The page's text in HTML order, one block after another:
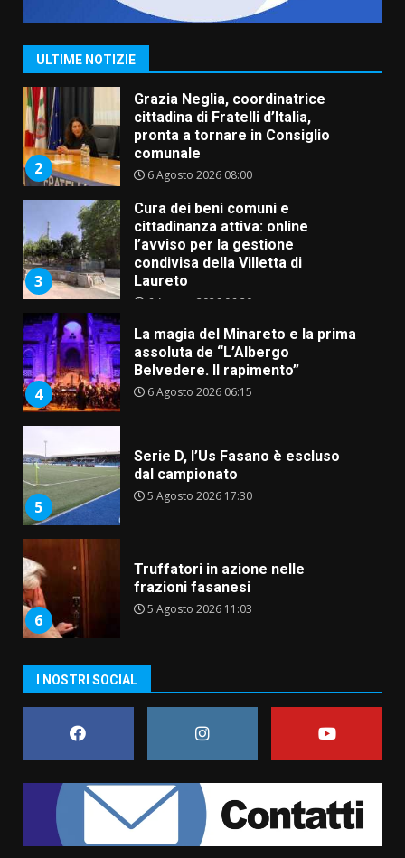
ULTIME NOTIZIE
1
di aperture straordinarie del
2
Grazia Neglia, coordinatrice
cittadina di Fratelli d’Italia,
pronta a tornare in Consiglio
comunale
6 Agosto 2026 08:00
3
Cura dei beni comuni e
cittadinanza attiva: online
l’avviso per la gestione
condivisa della Villetta di
Laureto
6 Agosto 2026 06:20
4
La magia del Minareto e la prima
assoluta de “L’Albergo
Belvedere. Il rapimento”
6 Agosto 2026 06:15
5
Serie D, l’Us Fasano è escluso
dal campionato
5 Agosto 2026 17:30
6
Truffatori in azione nelle
frazioni fasanesi
5 Agosto 2026 11:03
al Prefetto: “Noi cittadini di
serie B”
5 Agosto 2026 06:15
1
Carta d’identità: continua il piano
di aperture straordinarie del
Comune di Fasano
6 Agosto 2026 14:16
I NOSTRI SOCIAL